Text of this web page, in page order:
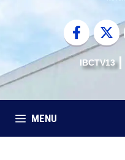
IBCTV13
MENU